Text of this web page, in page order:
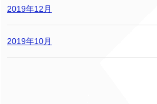
2019年12月
2019年10月